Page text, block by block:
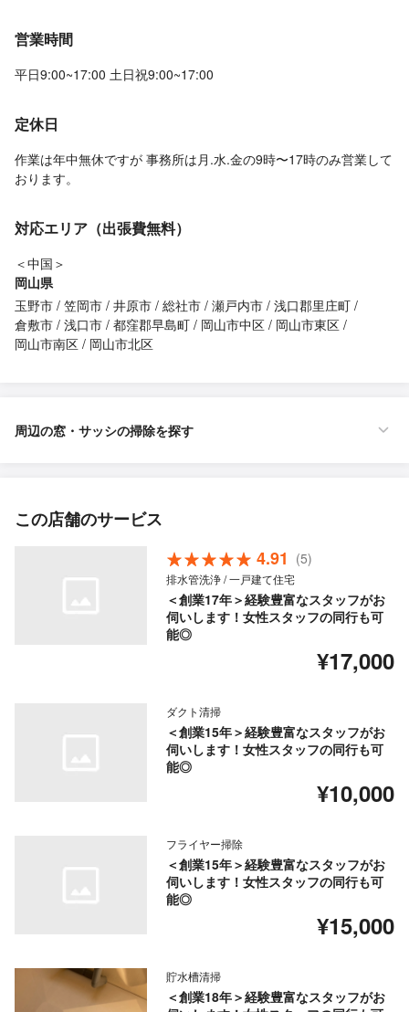
営業時間
平日9:00~17:00 土日祝9:00~17:00
定休日
作業は年中無休ですが 事務所は月.水.金の9時〜17時のみ営業して
おります。
対応エリア（出張費無料）
＜中国＞
岡山県
玉野市 笠岡市 井原市 総社市 瀬戸内市 浅口郡里庄町
倉敷市 浅口市 都窪郡早島町 岡山市中区
岡山市東区
岡山市南区
岡山市北区
周辺の窓・サッシの掃除を探す
この店舗のサービス
4.91 (5)
排水管洗浄 / 一戸建て住宅
＜創業17年＞経験豊富なスタッフがお
伺いします！女性スタッフの同行も可
能◎
¥17,000
ダクト清掃
＜創業15年＞経験豊富なスタッフがお
伺いします！女性スタッフの同行も可
能◎
¥10,000
フライヤー掃除
＜創業15年＞経験豊富なスタッフがお
伺いします！女性スタッフの同行も可
能◎
¥15,000
貯水槽清掃
＜創業18年＞経験豊富なスタッフがお